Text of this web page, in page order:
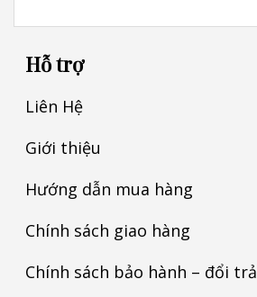
Hỗ trợ
Liên Hệ
Giới thiệu
Hướng dẫn mua hàng
Chính sách giao hàng
Chính sách bảo hành – đổi trả